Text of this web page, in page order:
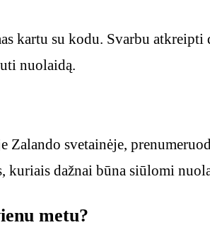
kartu su kodu. Svarbu
nuolaidą.
svetainėje,
kuriais dažnai būna siūlomi
metu?